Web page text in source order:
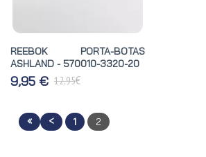
REEBOK PORTA-BOTAS
ASHLAND - 570010-3320-20
9,95 € 12,95€
« < 1 2